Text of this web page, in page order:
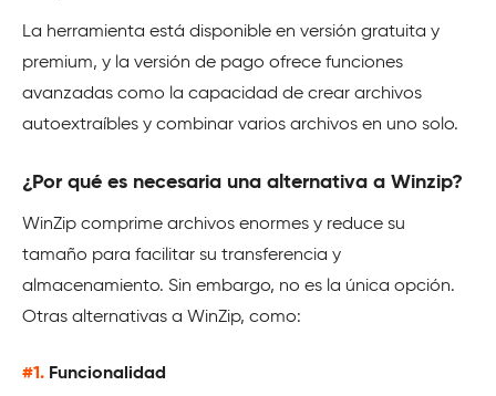
La herramienta está disponible en versión gratuita y
premium, y la versión de pago ofrece funciones
avanzadas como la capacidad de crear archivos
autoextraíbles y combinar varios archivos en uno solo.
¿Por qué es necesaria una alternativa a Winzip?
WinZip comprime archivos enormes y reduce su
tamaño para facilitar su transferencia y
almacenamiento. Sin embargo, no es la única opción.
Otras alternativas a WinZip, como:
#1. Funcionalidad